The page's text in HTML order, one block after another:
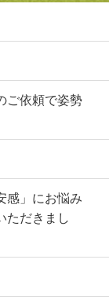
ご依頼で姿勢
感」にお悩み
ただきまし